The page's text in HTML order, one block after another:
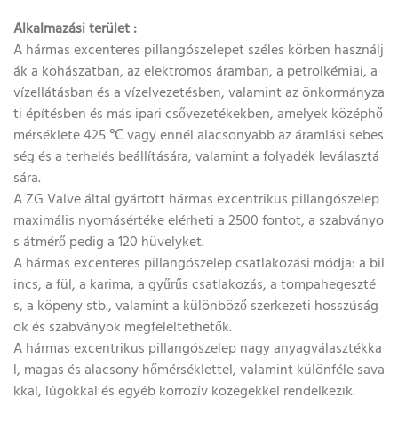
Alkalmazási terület:
A hármas excenteres pillangószelepet széles körben használj
ák a kohászatban, az elektromos áramban, a petrolkémiai, a
vízellátásban és a vízelvezetésben, valamint az önkormányza
ti építésben és más ipari csővezetékekben, amelyek középhő
mérséklete 425 ℃ vagy ennél alacsonyabb az áramlási sebes
ség és a terhelés beállítására, valamint a folyadék leválasztá
sára.
A ZG Valve által gyártott hármas excentrikus pillangószelep
maximális nyomásértéke elérheti a 2500 fontot, a szabványo
s átmérő pedig a 120 hüvelyket.
A hármas excenteres pillangószelep csatlakozási módja: a bil
incs, a fül, a karima, a gyűrűs csatlakozás, a tompahegeszté
s, a köpeny stb., valamint a különböző szerkezeti hosszúság
ok és szabványok megfeleltethetők.
A hármas excentrikus pillangószelep nagy anyagválasztékka
l, magas és alacsony hőmérséklettel, valamint különféle sava
kkal, lúgokkal és egyéb korrozív közegekkel rendelkezik.